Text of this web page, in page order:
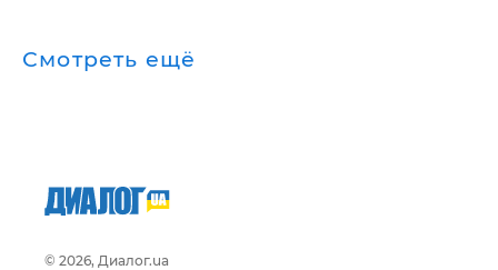
Смотреть ещё
© 2026, Диалог.ua